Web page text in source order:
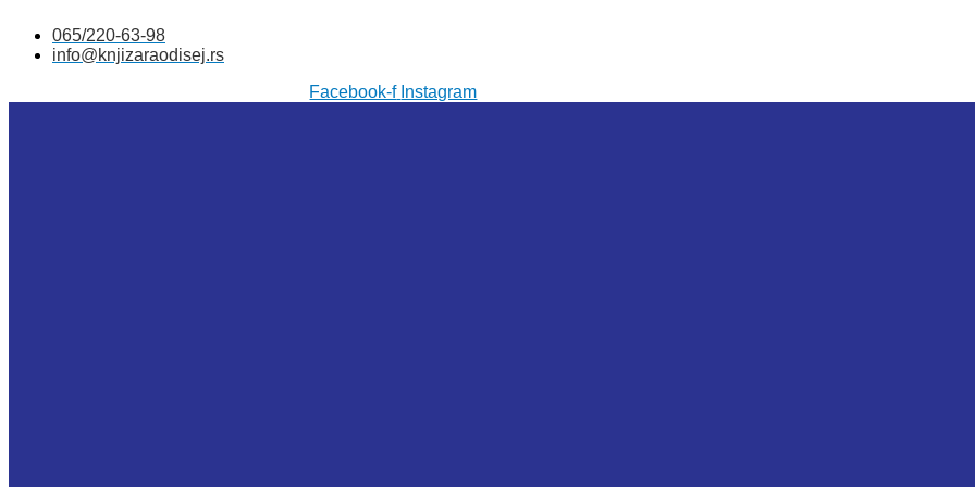
sadržaj
065/220-63-98
info@knjizaraodisej.rs
Facebook-f Instagram